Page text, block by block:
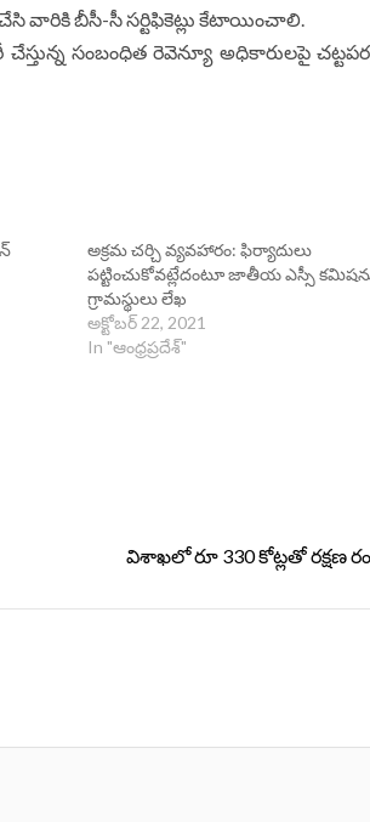
చేసి వారికి బీసీ-సీ సర్టిఫికెట్లు కేటాయించాలి.
సంబంధిత రెవెన్యూ అధికారులపై
అక్రమ చర్చి వ్యవహారం: ఫిర్యాదులు
పట్టించుకోవట్లేదంటూ జాతీయ ఎస్సీ
గ్రామస్థులు లేఖ
అక్టోబర్ 22, 2021
In "ఆంధ్రప్రదేశ్"
విశాఖలో రూ 330 కోట్లతో రక్షణ